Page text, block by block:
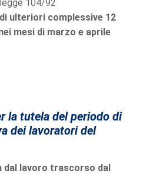
104/92
ulteriori complessive 12
mesi di marzo e aprile
la tutela del periodo di
dei lavoratori del
dal lavoro trascorso dal